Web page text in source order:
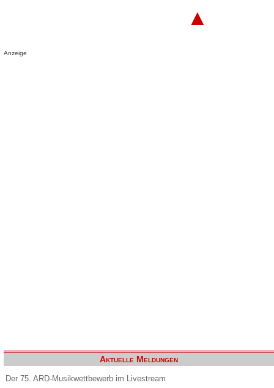
▲
Anzeige
Aktuelle Meldungen
Der 75. ARD-Musikwettbewerb im Livestream